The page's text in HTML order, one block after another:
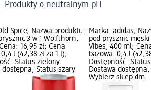
Produkty o neutralnym pH
Spice; Nazwa produktu:
3 w 1 Wolfthorn,
16,95 zł; Cena
l (42,38 zł za 1 l);
Status zielony
dostępna, Status szary
Marka: adidas;
pod prysznic
Vibes, 400 ml;
bazowa: 0,4 l
Dostępność:
Dostawa
Wybierz sklep dm